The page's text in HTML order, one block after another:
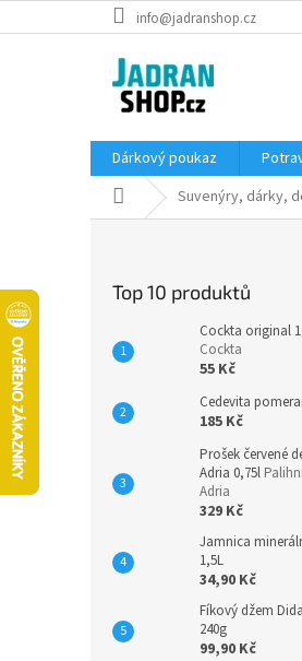
na
info@jadranshop.cz
Dárkový poukaz
Domů Suvenýry, dárky,
Top 10 produktů
Cockta original
Cockta
55 Kč
Cedevita
185 Kč
Prošek červené
Adria 0,75l
Adria
329 Kč
Jamnica
1,5L
34,90 Kč
Fíkový džem
240g
99,90 Kč